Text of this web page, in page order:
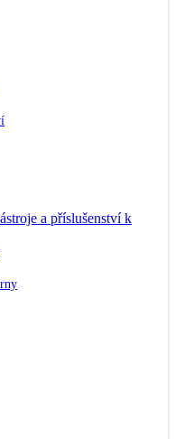
a příslušenství k